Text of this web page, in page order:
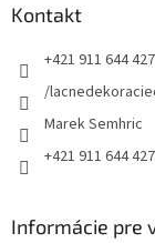
Kontakt
+421 911 644 427
/
Marek Semhric
+421 911 644 427
Informácie pre